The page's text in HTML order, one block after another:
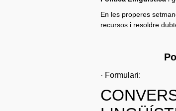
En les properes
recursos i resoldre
· Formulari: